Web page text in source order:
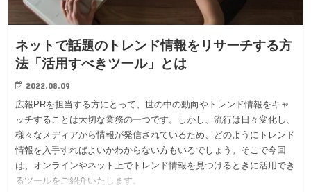
ネットで話題のトレンド情報をリサーチする方
法「活用すべきツール」とは
2022.08.09
広報PRを担当する方にとって、世の中の動向やトレンド情報をキャ
ッチすることは大切な業務の一つです。しかし、流行は日々変化し、
様々なメディアから情報が発信されているため、どのようにトレンド
情報を入手すればよいかわからない方もいるでしょう。そこで今回
は、オンラインやネット上でトレンド情報を見つけるときに活用でき
るツールをご紹介いたします。